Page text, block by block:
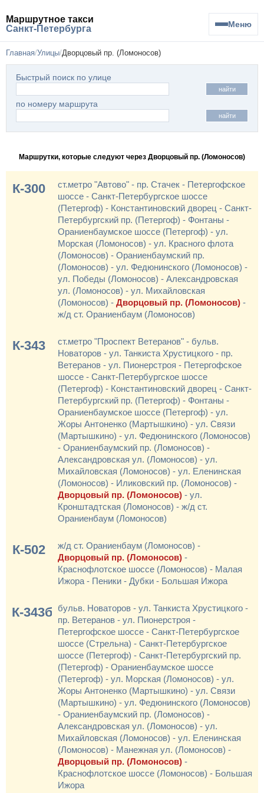
Маршрутное такси
Санкт-Петербурга
Меню
Главная Улицы Дворцовый пр. (Ломоносов)
Быстрый поиск по улице
найти
по номеру маршрута
найти
Маршрутки, которые следуют через Дворцовый пр. (Ломоносов)
К-300
ст.метро "Автово" - пр. Стачек - Петергофское
шоссе - Санкт-Петербургское шоссе
(Петергоф) - Константиновский дворец - Санкт-
Петербургский пр. (Петергоф) - Фонтаны -
Ораниенбаумское шоссе (Петергоф) - ул.
Морская (Ломоносов) - ул. Красного флота
(Ломоносов) - Ораниенбаумский пр.
(Ломоносов) - ул. Федюнинского (Ломоносов) -
ул. Победы (Ломоносов) - Александровская
ул. (Ломоносов) - ул. Михайловская
(Ломоносов) - Дворцовый пр. (Ломоносов) -
ж/д ст. Ораниенбаум (Ломоносов)
К-343
ст.метро "Проспект Ветеранов" - бульв.
Новаторов - ул. Танкиста Хрустицкого - пр.
Ветеранов - ул. Пионерстроя - Петергофское
шоссе - Санкт-Петербургское шоссе
(Петергоф) - Константиновский дворец - Санкт-
Петербургский пр. (Петергоф) - Фонтаны -
Ораниенбаумское шоссе (Петергоф) - ул.
Жоры Антоненко (Мартышкино) - ул. Связи
(Мартышкино) - ул. Федюнинского (Ломоносов)
- Ораниенбаумский пр. (Ломоносов) -
Александровская ул. (Ломоносов) - ул.
Михайловская (Ломоносов) - ул. Еленинская
(Ломоносов) - Иликовский пр. (Ломоносов) -
Дворцовый пр. (Ломоносов) - ул.
Кронштадтская (Ломоносов) - ж/д ст.
Ораниенбаум (Ломоносов)
К-502
ж/д ст. Ораниенбаум (Ломоносов) -
Дворцовый пр. (Ломоносов) -
Краснофлотское шоссе (Ломоносов) - Малая
Ижора - Пеники - Дубки - Большая Ижора
К-343б
бульв. Новаторов - ул. Танкиста Хрустицкого -
пр. Ветеранов - ул. Пионерстроя -
Петергофское шоссе - Санкт-Петербургское
шоссе (Стрельна) - Санкт-Петербургское
шоссе (Петергоф) - Санкт-Петербургский пр.
(Петергоф) - Ораниенбаумское шоссе
(Петергоф) - ул. Морская (Ломоносов) - ул.
Жоры Антоненко (Мартышкино) - ул. Связи
(Мартышкино) - ул. Федюнинского (Ломоносов)
- Ораниенбаумский пр. (Ломоносов) -
Александровская ул. (Ломоносов) - ул.
Михайловская (Ломоносов) - ул. Еленинская
(Ломоносов) - Манежная ул. (Ломоносов) -
Дворцовый пр. (Ломоносов) -
Краснофлотское шоссе (Ломоносов) - Большая
Ижора